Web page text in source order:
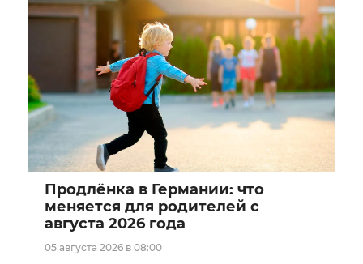
Продлёнка в Германии: что
меняется для родителей с
августа 2026 года
05 августа 2026 в 08:00